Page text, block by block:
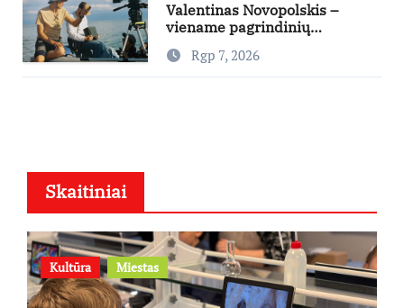
Valentinas Novopolskis –
viename pagrindinių
vaidmenų penkių šalių filme
„Nugalėtoja“: Lietuvos kino
teatruose – nuo rugpjūčio 7-
Rgp 7, 2026
Skaitiniai
Kultūra Miestas